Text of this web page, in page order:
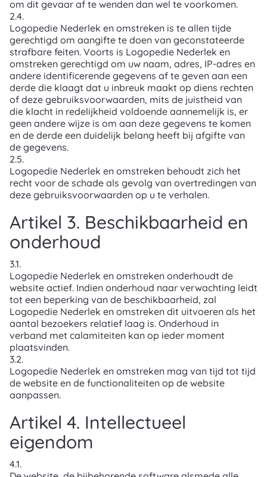
om dit gevaar af te wenden dan wel te voorkomen.
2.4.
Logopedie Nederlek en omstreken is te allen tijde
gerechtigd om aangifte te doen van geconstateerde
strafbare feiten. Voorts is Logopedie Nederlek en
omstreken gerechtigd om uw naam, adres, IP-adres en
andere identificerende gegevens af te geven aan een
derde die klaagt dat u inbreuk maakt op diens rechten
of deze gebruiksvoorwaarden, mits de juistheid van
die klacht in redelijkheid voldoende aannemelijk is, er
geen andere wijze is om aan deze gegevens te komen
en de derde een duidelijk belang heeft bij afgifte van
de gegevens.
2.5.
Logopedie Nederlek en omstreken behoudt zich het
recht voor de schade als gevolg van overtredingen van
deze gebruiksvoorwaarden op u te verhalen.
Artikel 3. Beschikbaarheid en
onderhoud
3.1.
Logopedie Nederlek en omstreken onderhoudt de
website actief. Indien onderhoud naar verwachting leidt
tot een beperking van de beschikbaarheid, zal
Logopedie Nederlek en omstreken dit uitvoeren als het
aantal bezoekers relatief laag is. Onderhoud in
verband met calamiteiten kan op ieder moment
plaatsvinden.
3.2.
Logopedie Nederlek en omstreken mag van tijd tot tijd
de website en de functionaliteiten op de website
aanpassen.
Artikel 4. Intellectueel
eigendom
4.1.